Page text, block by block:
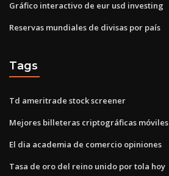
Gráfico interactivo de eur usd investing
Reservas mundiales de divisas por país
Tags
Td ameritrade stock screener
Mejores billeteras criptográficas móviles
El dia academia de comercio opiniones
Tasa de oro del reino unido por tola hoy